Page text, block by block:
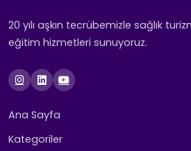
20 yılı aşkın tecrübemizle sağlık
eğitim hizmetleri sunuyoruz.
Ana Sayfa
Kategoriler